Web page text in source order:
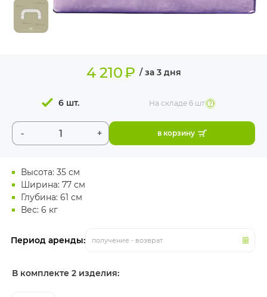
ИЗДЕЛИЯ ДЛЯ
КОМФОРТА
Высота: 35 см
Ширина: 77 см
Глубина: 61 см
Вес: 6 кг
Период аренды: получение - возврат
4 210₽ / за 3 дня
- +
6 шт. На складе 6 шт
в корзину
В комплекте 2 изделия: